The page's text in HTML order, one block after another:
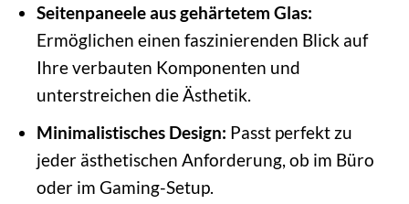
Seitenpaneele aus gehärtetem Glas:
Ermöglichen einen faszinierenden Blick auf
Ihre verbauten Komponenten und
unterstreichen die Ästhetik.
Minimalistisches Design: Passt perfekt zu
jeder ästhetischen Anforderung, ob im Büro
oder im Gaming-Setup.